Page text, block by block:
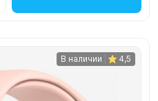
В наличии 4,5